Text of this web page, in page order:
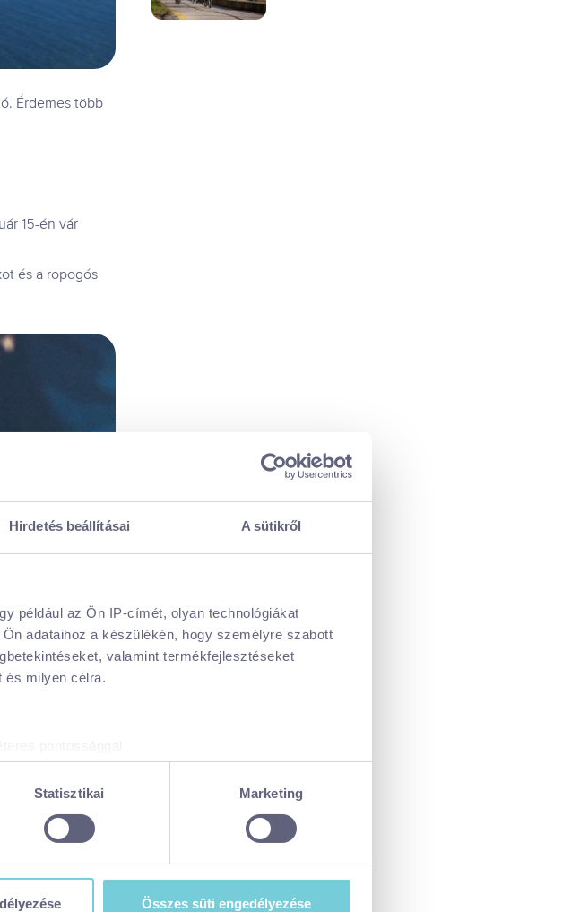
Hirdetés beállításai A sütikről
például az Ön IP-címét, olyan technológiákat
adataihoz a készülékén, hogy személyre szabott
valamint termékfejlesztéseket
és milyen célra.
(ujjlenyomat) aktív ellenőrzésével
meg preferenciáit a
Részletek pontban. Bármikor
Ha bővebb információkat szeretne e sütik
ide a részeletes süti
Statisztikai Marketing
Összes süti engedélyezése
Érdemes több
15-én vár
és a ropogós
napsütés már